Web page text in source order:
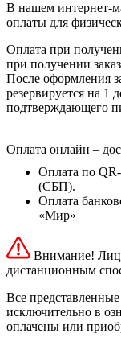
В нашем интернет-
оплаты для
Оплата при
при получении
После оформления
резервируется на 1
подтверждающего
Оплата онлайн –
Оплата по
(СБП).
Оплата
«Мир»
Внимание!
дистанционным
Все
исключительно в
оплачены или